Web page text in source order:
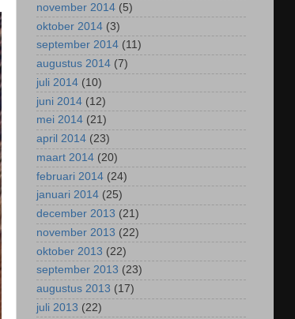
november 2014 (5)
oktober 2014 (3)
september 2014 (11)
augustus 2014 (7)
juli 2014 (10)
juni 2014 (12)
mei 2014 (21)
april 2014 (23)
maart 2014 (20)
februari 2014 (24)
januari 2014 (25)
december 2013 (21)
november 2013 (22)
oktober 2013 (22)
september 2013 (23)
augustus 2013 (17)
juli 2013 (22)